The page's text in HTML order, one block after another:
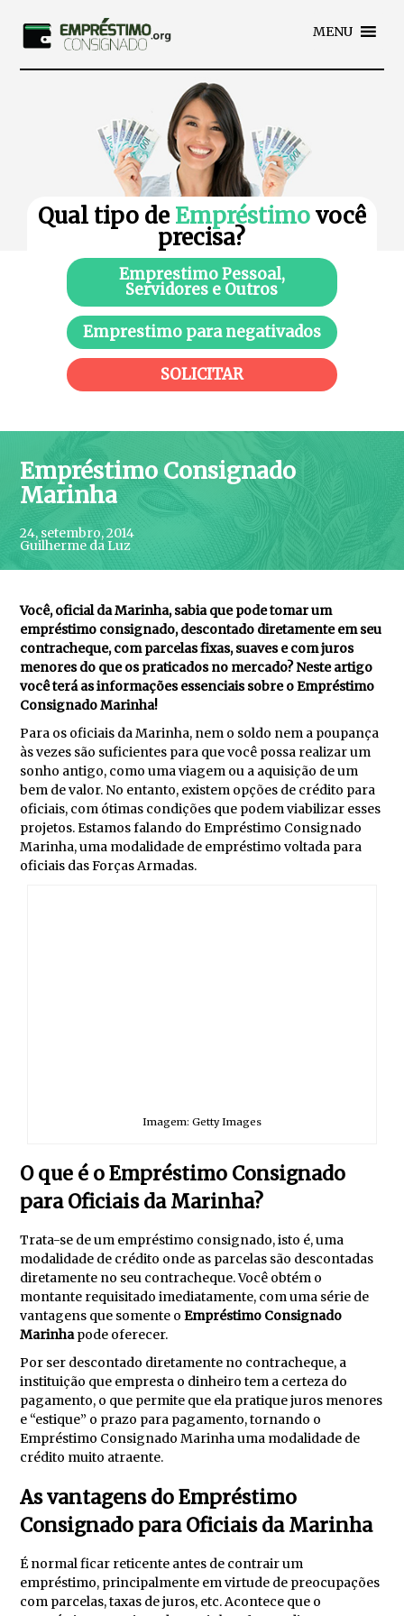
MENU
Qual tipo de Empréstimovocê
precisa?
Emprestimo Pessoal,
Servidores e Outros
Emprestimo para negativados
SOLICITAR
Empréstimo Consignado
Marinha
24, setembro, 2014
Guilherme da Luz
Você, oficial da Marinha, sabia que pode tomar um
empréstimo consignado, descontado diretamente em seu
contracheque, com parcelas fixas, suaves e com juros
menores do que os praticados no mercado? Neste artigo
você terá as informações essenciais sobre o Empréstimo
Consignado Marinha!
Para os oficiais da Marinha, nem o soldo nem a poupança
às vezes são suficientes para que você possa realizar um
sonho antigo, como uma viagem ou a aquisição de um
bem de valor. No entanto, existem opções de crédito para
oficiais, com ótimas condições que podem viabilizar esses
projetos. Estamos falando do Empréstimo Consignado
Marinha, uma modalidade de empréstimo voltada para
oficiais das Forças Armadas.
Imagem: Getty Images
O que é o Empréstimo Consignado
para Oficiais da Marinha?
Trata-se de um empréstimo consignado, isto é, uma
modalidade de crédito onde as parcelas são descontadas
diretamente no seu contracheque. Você obtém o
montante requisitado imediatamente, com uma série de
vantagens que somente oEmpréstimo Consignado
Marinhapode oferecer.
Por ser descontado diretamente no contracheque, a
instituição que empresta o dinheiro tem a certeza do
pagamento, o que permite que ela pratique juros menores
e “estique” o prazo para pagamento, tornando o
Empréstimo Consignado Marinha uma modalidade de
crédito muito atraente.
As vantagens do Empréstimo
Consignado para Oficiais da Marinha
É normal ficar reticente antes de contrair um
empréstimo, principalmente em virtude de preocupações
com parcelas, taxas de juros, etc. Acontece que o